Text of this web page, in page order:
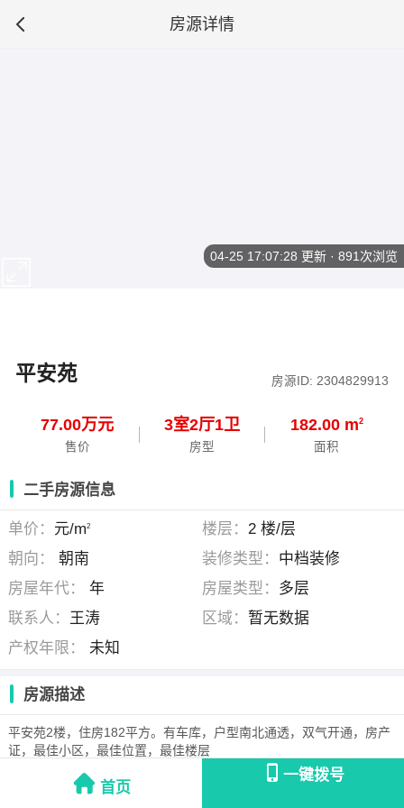
房源详情
平安苑 房源ID: 2304829913
77.00万元
售价
3室2厅1卫
房型
182.00 m2
面积
首页
一键拨号
04-25 17:07:28 更新 · 891次浏览
二手房源信息
单价： 元/m2 楼层： 2 楼/层
朝向：
朝南 装修类型： 中档装修
房屋年代：
年 房屋类型： 多层
联系人： 王涛 区域： 暂无数据
产权年限：
未知
房源描述
平安苑2楼，住房182平方。有车库，户型南北通透，双气开通，房产
证，最佳小区，最佳位置，最佳楼层